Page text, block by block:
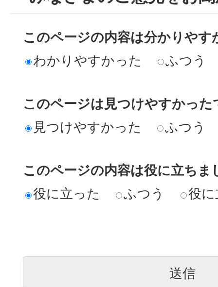
このページの内容は分かりやす
わかりやすかった
ふつう
このページは見つけやすかった
見つけやすかった
ふつう
このページの内容は役に立ちま
役に立った
ふつう 役